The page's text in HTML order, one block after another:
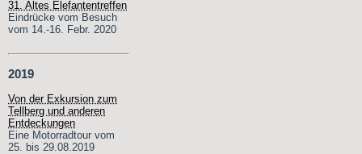
31. Altes Elefantentreffen
Eindrücke vom Besuch
vom 14.-16. Febr. 2020
2019
Von der Exkursion zum
Tellberg und anderen
Entdeckungen
Eine Motorradtour vom
25. bis 29.08.2019